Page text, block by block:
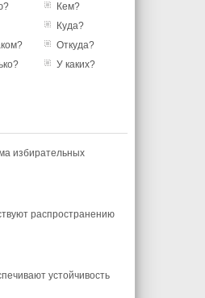
Кем?
Куда?
Откуда?
У каких?
избирательных
распространению
устойчивость